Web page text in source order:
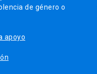
de género o
apoyo